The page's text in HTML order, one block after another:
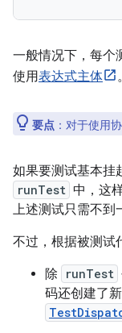
一般情况下，每个
使用表达式主体 。
要点 ：对于使用
如果要测试基本挂
runTest 中，这
上述测试只需不到
不过，根据被测试
除
runTest
码还创建了